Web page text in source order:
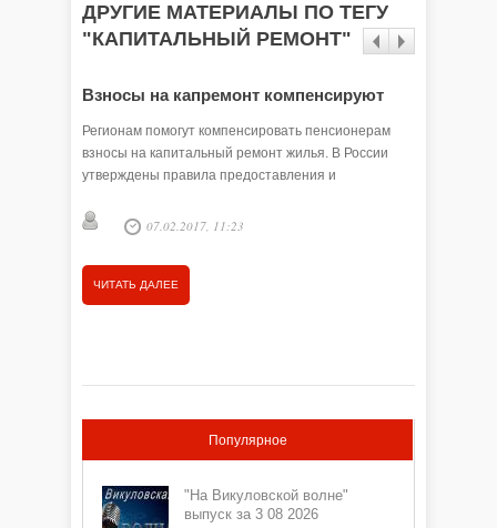
ДРУГИЕ МАТЕРИАЛЫ ПО ТЕГУ
"КАПИТАЛЬНЫЙ РЕМОНТ"
Взносы на капремонт компенсируют
Регионам помогут компенсировать пенсионерам
взносы на капитальный ремонт жилья. В России
утверждены правила предоставления и
07.02.2017, 11:23
ЧИТАТЬ ДАЛЕЕ
Популярное
"На Викуловской волне"
выпуск за 3 08 2026